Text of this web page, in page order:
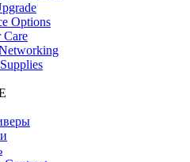
Options
Care